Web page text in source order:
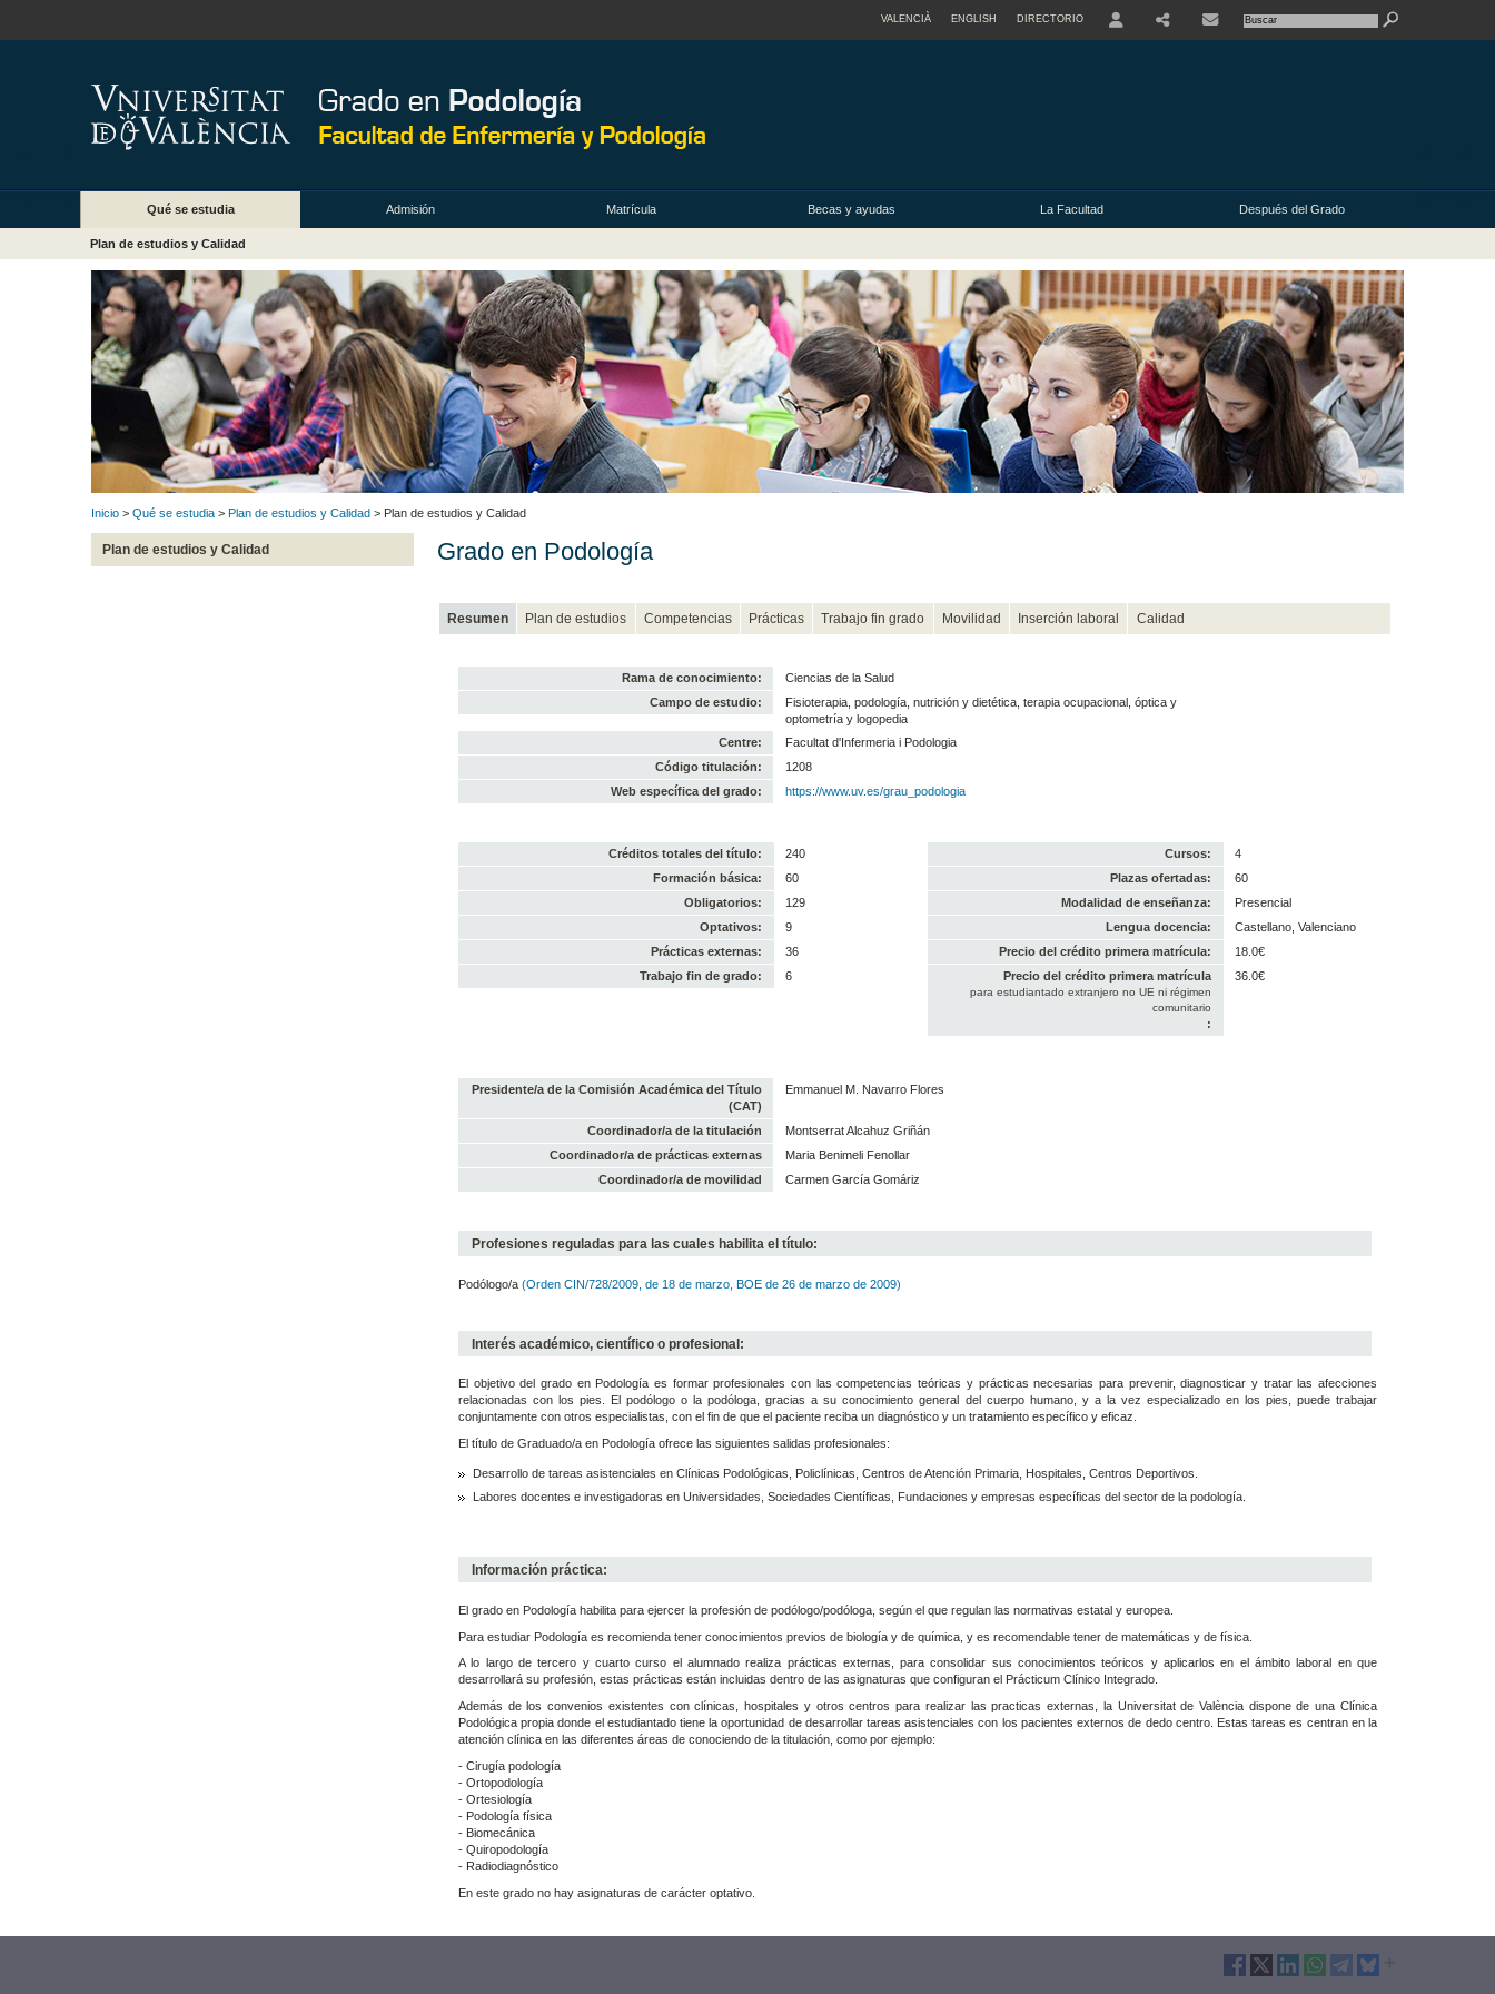
VALENCIÀ ENGLISH DIRECTORIO
Qué se estudia Admisión Matrícula Becas y ayudas La Facultad Después del Grado
Plan de estudios y Calidad
Inicio > Qué se estudia > Plan de estudios y Calidad > Plan de estudios y Calidad
Plan de estudios y Calidad Grado en Podología
Resumen Plan de estudios Competencias Prácticas Trabajo fin grado Movilidad Inserción laboral Calidad
Rama de conocimiento:
Ciencias de la Salud
Campo de estudio:
Fisioterapia, podología, nutrición y dietética, terapia ocupacional, óptica y
optometría y logopedia
Centre:
Facultat d'Infermeria i Podologia
Código titulación:
1208
Web específica del grado:
https://www.uv.es/grau_podologia
Créditos totales del título:
240
Formación básica:
60
Obligatorios:
129
Optativos:
9
Prácticas externas:
36
Trabajo fin de grado:
6
Cursos:
4
Plazas ofertadas:
60
Modalidad de enseñanza:
Presencial
Lengua docencia:
Castellano, Valenciano
Precio del crédito primera matrícula:
18.0€
Precio del crédito primera matrícula
para estudiantado extranjero no UE ni régimen
comunitario
:
36.0€
Presidente/a de la Comisión Académica del Título
(CAT)
Emmanuel M. Navarro Flores
Coordinador/a de la titulación
Montserrat Alcahuz Griñán
Coordinador/a de prácticas externas
Maria Benimeli Fenollar
Coordinador/a de movilidad
Carmen García Gomáriz
Profesiones reguladas para las cuales habilita el título:
Podólogo/a (Orden CIN/728/2009, de 18 de marzo, BOE de 26 de marzo de 2009)
Interés académico, científico o profesional:
El objetivo del grado en Podología es formar profesionales con las competencias teóricas y prácticas necesarias para prevenir, diagnosticar y tratar las afecciones
relacionadas con los pies. El podólogo o la podóloga, gracias a su conocimiento general del cuerpo humano, y a la vez especializado en los pies, puede trabajar
conjuntamente con otros especialistas, con el fin de que el paciente reciba un diagnóstico y un tratamiento específico y eficaz.
El título de Graduado/a en Podología ofrece las siguientes salidas profesionales:
Desarrollo de tareas asistenciales en Clínicas Podológicas, Policlínicas, Centros de Atención Primaria, Hospitales, Centros Deportivos.
Labores docentes e investigadoras en Universidades, Sociedades Científicas, Fundaciones y empresas específicas del sector de la podología.
Información práctica:
El grado en Podología habilita para ejercer la profesión de podólogo/podóloga, según el que regulan las normativas estatal y europea.
Para estudiar Podología es recomienda tener conocimientos previos de biología y de química, y es recomendable tener de matemáticas y de física.
A lo largo de tercero y cuarto curso el alumnado realiza prácticas externas, para consolidar sus conocimientos teóricos y aplicarlos en el ámbito laboral en que
desarrollará su profesión, estas prácticas están incluidas dentro de las asignaturas que configuran el Prácticum Clínico Integrado.
Además de los convenios existentes con clínicas, hospitales y otros centros para realizar las practicas externas, la Universitat de València dispone de una Clínica
Podológica propia donde el estudiantado tiene la oportunidad de desarrollar tareas asistenciales con los pacientes externos de dedo centro. Estas tareas es centran en la
atención clínica en las diferentes áreas de conociendo de la titulación, como por ejemplo:
- Cirugía podología
- Ortopodología
- Ortesiología
- Podología física
- Biomecánica
- Quiropodología
- Radiodiagnóstico
En este grado no hay asignaturas de carácter optativo.